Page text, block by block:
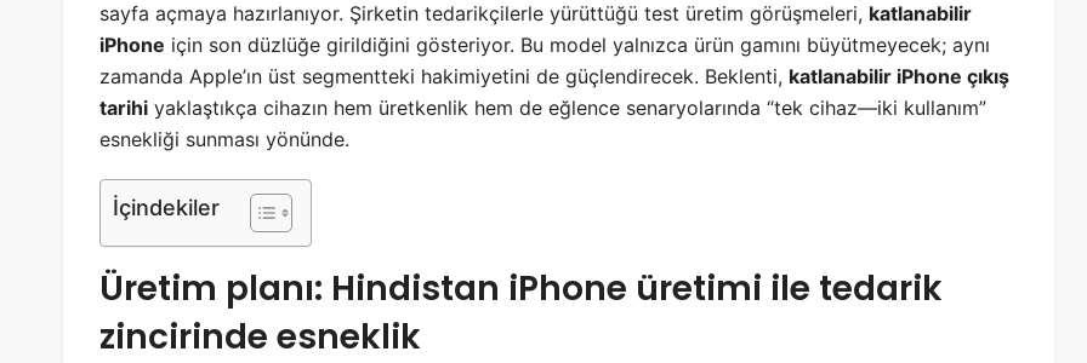
sayfa açmaya hazırlanıyor. Şirketin tedarikçilerle yürüttüğü test üretim görüşmeleri, katlanabilir
iPhone için son düzlüğe girildiğini gösteriyor. Bu model yalnızca ürün gamını büyütmeyecek; aynı
zamanda Apple’ın üst segmentteki hakimiyetini de güçlendirecek. Beklenti, katlanabilir iPhone çıkış
tarihi yaklaştıkça cihazın hem üretkenlik hem de eğlence senaryolarında “tek cihaz—iki kullanım”
esnekliği sunması yönünde.
İçindekiler
Üretim planı: Hindistan iPhone üretimi ile tedarik
zincirinde esneklik